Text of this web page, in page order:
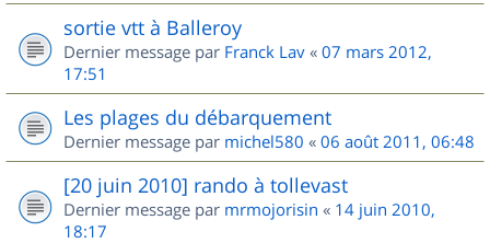
sortie vtt à Balleroy
Dernier message par Franck Lav « 07 mars 2012,
17:51
Les plages du débarquement
Dernier message par michel580 « 06 août 2011, 06:48
[20 juin 2010] rando à tollevast
Dernier message par mrmojorisin « 14 juin 2010,
18:17